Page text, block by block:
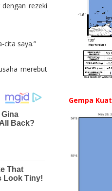
rezeki
cita saya.”
merebut
Gempa